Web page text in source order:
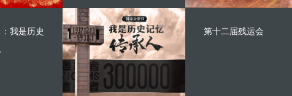
我是历史
第十二届残运会